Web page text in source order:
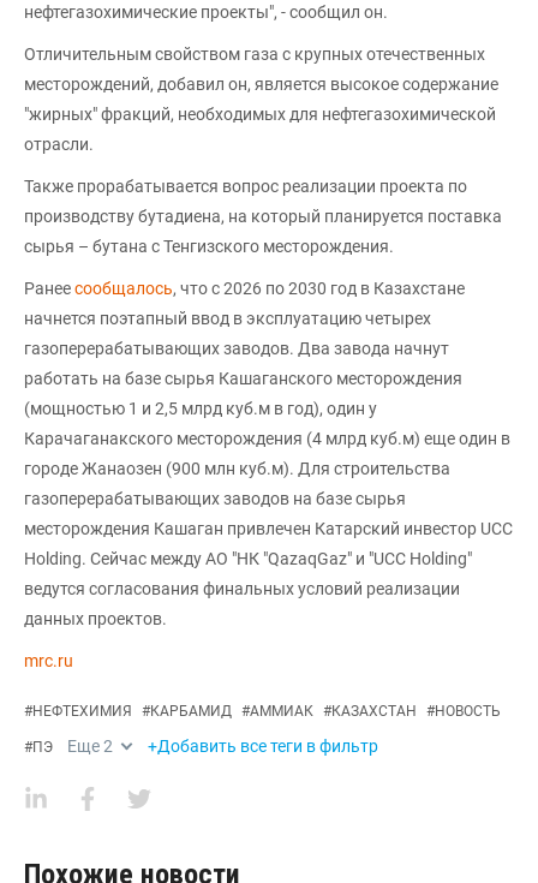
нефтегазохимические проекты", - сообщил он.
Отличительным свойством газа с крупных отечественных
месторождений, добавил он, является высокое содержание
"жирных" фракций, необходимых для нефтегазохимической
отрасли.
Также прорабатывается вопрос реализации проекта по
производству бутадиена, на который планируется поставка
сырья – бутана с Тенгизского месторождения.
Ранеесообщалось, что с 2026 по 2030 год в Казахстане
начнется поэтапный ввод в эксплуатацию четырех
газоперерабатывающих заводов. Два завода начнут
работать на базе сырья Кашаганского месторождения
(мощностью 1 и 2,5 млрд куб.м в год), один у
Карачаганакского месторождения (4 млрд куб.м) еще один в
городе Жанаозен (900 млн куб.м). Для строительства
газоперерабатывающих заводов на базе сырья
месторождения Кашаган привлечен Катарский инвестор UCC
Holding. Сейчас между АО "НК "QazaqGaz" и "UCC Holding"
ведутся согласования финальных условий реализации
данных проектов.
mrc.ru
#НЕФТЕХИМИЯ #КАРБАМИД #АММИАК #КАЗАХСТАН #НОВОСТЬ
#ПЭ Еще2 +Добавить все теги в фильтр
Похожие новости